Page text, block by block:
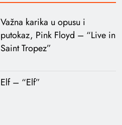
Važna karika u opusu i
putokaz, Pink Floyd – “Live in
Saint Tropez”
Elf – “Elf”